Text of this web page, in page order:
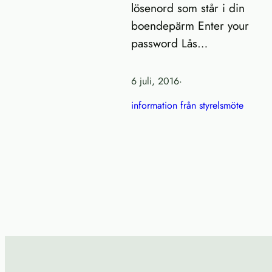
lösenord som står i din
boendepärm Enter your
password Lås…
6 juli, 2016·
information från styrelsmöte